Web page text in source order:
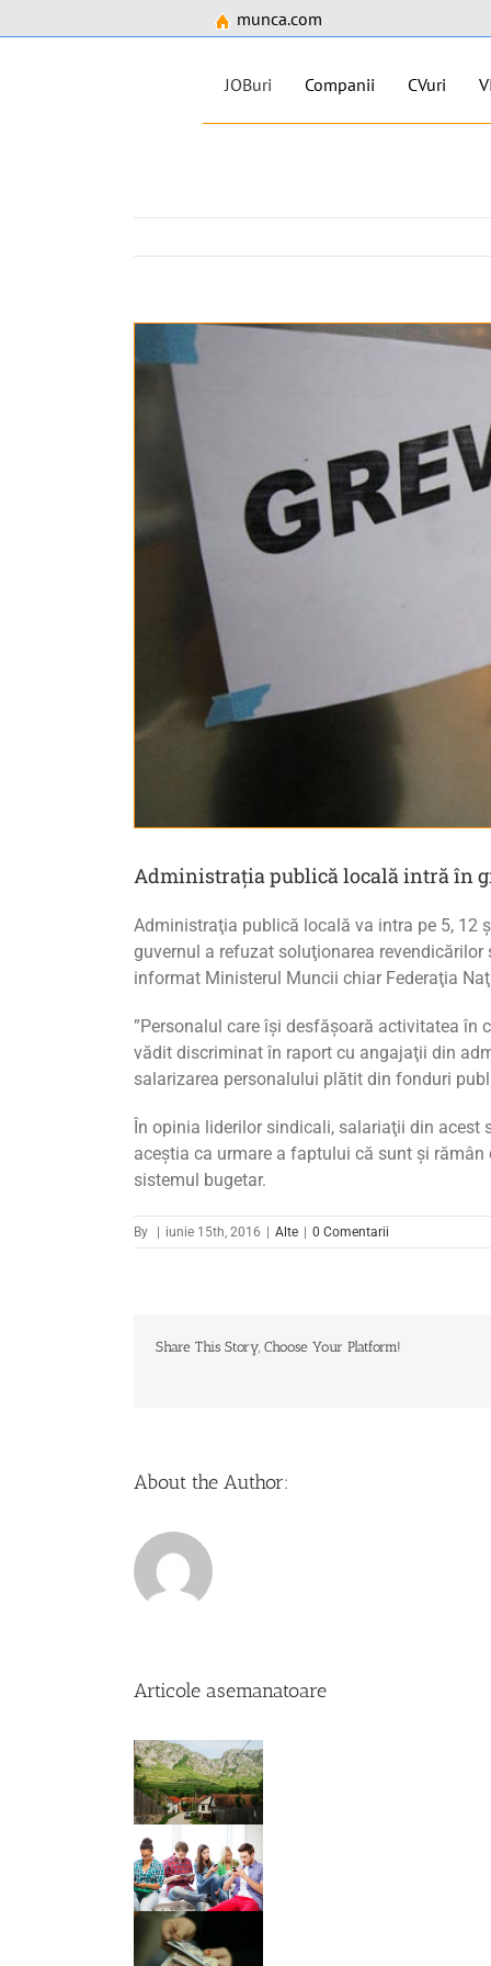
munca.com
JOBuri Companii CVuri
Larger
Image
Administraţia publică locală intră în
Administraţia publică locală va intra pe 5, 12
guvernul a refuzat soluţionarea
informat Ministerul Muncii chiar Federaţia
”Personalul care îşi desfăşoară activitatea
vădit discriminat în raport cu angajaţii din
salarizarea personalului plătit din fonduri
În opinia liderilor sindicali, salariaţii din acest
aceştia ca urmare a faptului că sunt şi
sistemul bugetar.
By | iunie 15th, 2016 | Alte | 0 Comentarii
Share This Story, Choose Your Platform!
About the Author:
Articole asemanatoare
Comenteaza